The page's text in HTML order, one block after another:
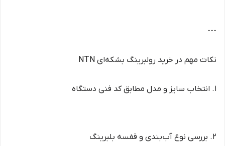
---
نکات مهم در خرید رولبرینگ بشکه‌ای NTN
1. انتخاب سایز و مدل مطابق کد فنی دستگاه
2. بررسی نوع آب‌بندی و قفسه بلبرینگ